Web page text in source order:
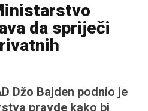
da spriječi
Džo Bajden podnio je
pravde kako bi